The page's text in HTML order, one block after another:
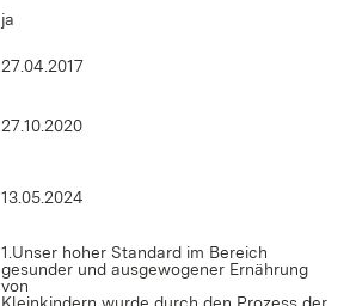
ja
27.04.2017
27.10.2020
13.05.2024
1.Unser hoher Standard im Bereich
gesunder und ausgewogener Ernährung
von